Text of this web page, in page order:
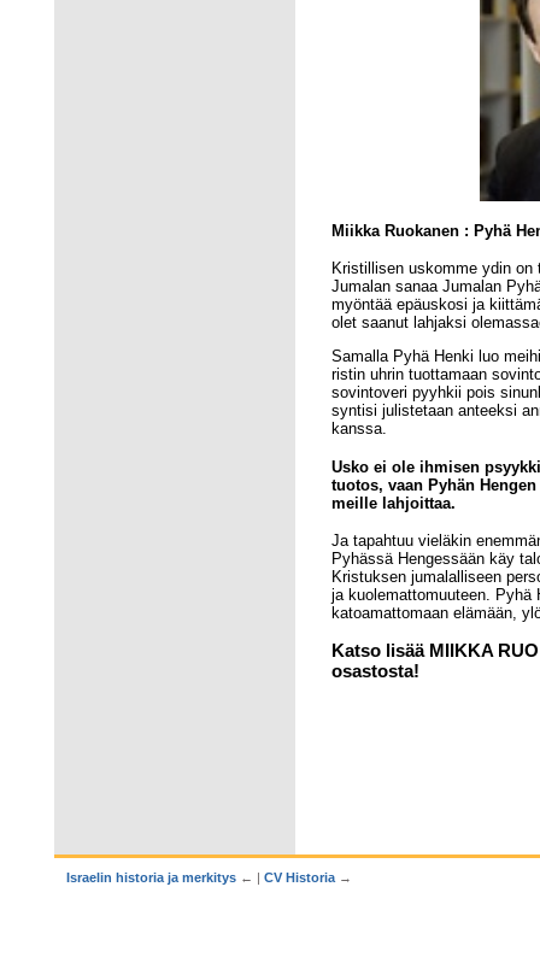
Miikka Ruokanen : Pyhä
Kristillisen uskomme ydin
Jumalan sanaa Jumalan
myöntää epäuskosi ja
olet saanut lahjaksi
Samalla Pyhä Henki luo
ristin uhrin tuottamaan
sovintoveri pyyhkii pois
syntisi julistetaan anteeksi
kanssa.
Usko ei ole ihmisen
tuotos, vaan Pyhän
meille lahjoittaa.
Ja tapahtuu vieläkin
Pyhässä Hengessään käy
Kristuksen jumalalliseen
ja kuolemattomuuteen.
katoamattomaan elämään,
Katso lisää MIIKKA
osastosta!
Israelin historia ja merkitys ← | CV Historia →